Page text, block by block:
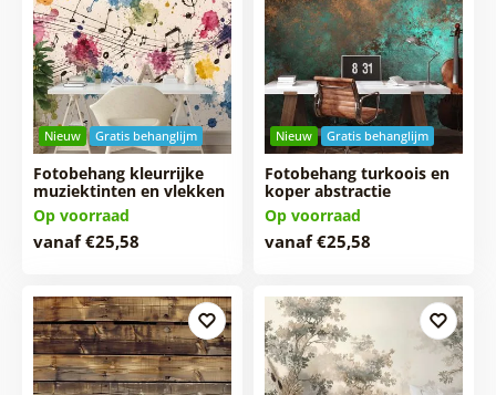
Nieuw Gratis behanglijm
Fotobehang kleurrijke
muziektinten en vlekken
Op voorraad
vanaf €25,58
Nieuw Gratis behanglijm
Fotobehang turkoois en
koper abstractie
Op voorraad
vanaf €25,58